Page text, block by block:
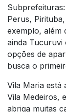
Subprefeituras:
Perus,
exemplo, além
ainda Tucuruvi
opções de
busca o
Vila Maria está
Vila Medeiros,
abriga muitas